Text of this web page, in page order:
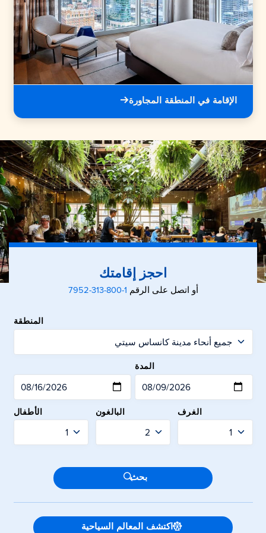
الإقامة في المنطقة المجاورة
احجز إقامتك
أو اتصل على الرقم 1-800-313-7952
المنطقة
المدة
الغرف البالغون الأطفال
بحث
اكتشف المعالم السياحية